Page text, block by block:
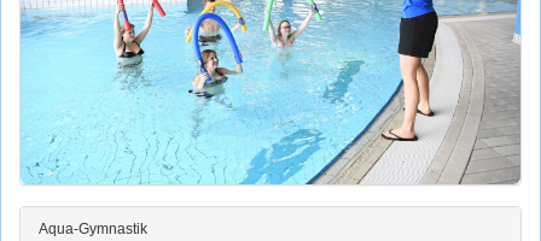
Aqua-Gymnastik